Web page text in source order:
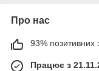
Про нас
93% позитивних з
Працює з